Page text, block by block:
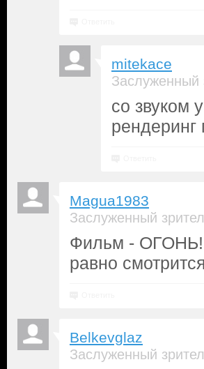
mitekace
Заслуженный
со звуком
Magua1983
Заслуженный
Фильм -
равно
Belkevglaz
Заслуженный